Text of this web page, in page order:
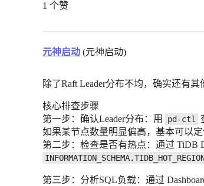
1 个赞
元神启动 (元神启动)
除了Raft Leader分布不均，确实还有
核心排查步骤
第一步：确认Leader分布：用
pd-ctl
如果某节点数量明显偏高，基本可以定
第二步：检查是否有热点：通过 TiDB
第三步：分析SQL负载：通过